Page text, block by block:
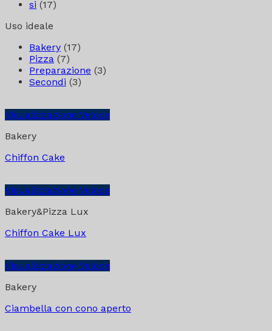
si (17)
Uso ideale
Bakery (17)
Pizza (7)
Preparazione (3)
Secondi (3)
Visualizzazione Veloce
Bakery
Chiffon Cake
Visualizzazione Veloce
Bakery&Pizza Lux
Chiffon Cake Lux
Visualizzazione Veloce
Bakery
Ciambella con cono aperto